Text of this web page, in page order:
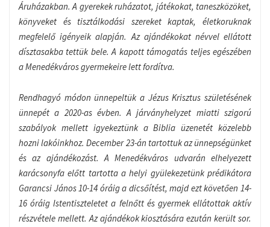
Áruházakban. A gyerekek ruházatot, játékokat, taneszközöket,
könyveket és tisztálkodási szereket kaptak, életkoruknak
megfelelő igényeik alapján. Az ajándékokat névvel ellátott
dísztasakba tettük bele. A kapott támogatás teljes egészében
a Menedékváros gyermekeire lett fordítva.
Rendhagyó módon ünnepeltük a Jézus Krisztus születésének
ünnepét a 2020-as évben. A járványhelyzet miatti szigorú
szabályok mellett igyekeztünk a Biblia üzenetét közelebb
hozni lakóinkhoz. December 23-án tartottuk az ünnepségünket
és az ajándékozást. A Menedékváros udvarán elhelyezett
karácsonyfa előtt tartotta a helyi gyülekezetünk prédikátora
Garancsi János 10-14 óráig a dicsőítést, majd ezt követően 14-
16 óráig Istentiszteletet a felnőtt és gyermek ellátottak aktív
részvétele mellett. Az ajándékok kiosztására ezután került sor.